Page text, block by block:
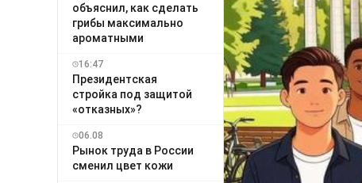
объяснил, как сделать
грибы максимально
ароматными
16:47
Президентская
стройка под защитой
«отказных»?
06.08
Рынок труда в России
сменил цвет кожи